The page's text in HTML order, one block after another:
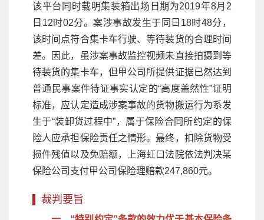
该平台同时载明集装箱出场日期为2019年8月2
日12时02分。案涉事故发生于同日18时48分，
该时间点符合集卡车行驶、等待装货的合理时间
差。因此，虽涉案事故监控视频未直接拍摄到等
待装货的集卡车，但甲公司所提供证据已然达到
普通民事案件待证事实认定的“高度盖然性”证明
标准，应认定造成涉案事故的货物搬运行为系发
生于“装卸货过程中”，属于保险合同所约定的保
险人应承担保险责任之情形。最终，扣除货物受
损件残值以及免赔额，上海虹口法院依法判决某
保险公司支付甲公司保险理赔款247,860元。
裁判要旨